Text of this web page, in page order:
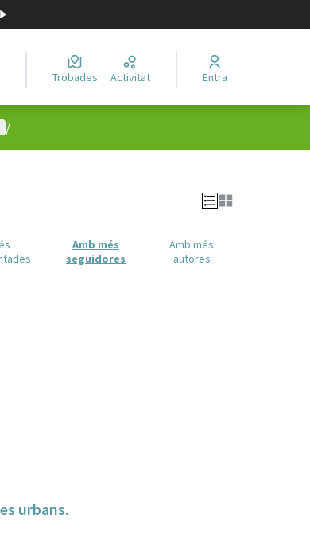
Trobades Activitat Entra
d'usuari
/
Amb més
seguidores
Amb més
autores
urbans.